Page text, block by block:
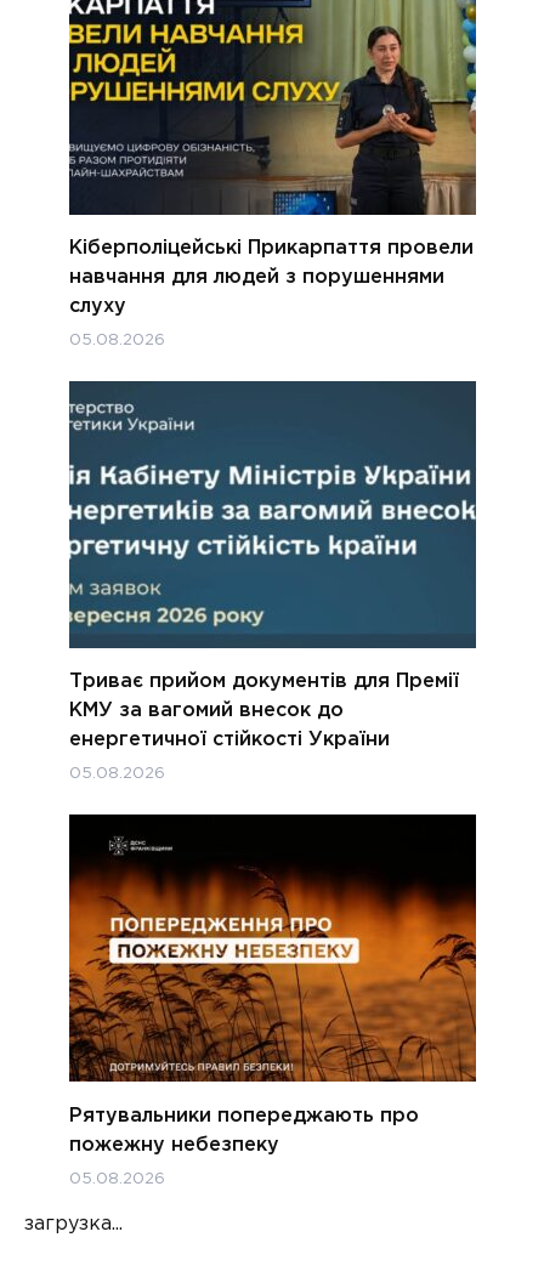
Кіберполіцейські Прикарпаття провели
навчання для людей з порушеннями
слуху
05.08.2026
Триває прийом документів для Премії
КМУ за вагомий внесок до
енергетичної стійкості України
05.08.2026
Рятувальники попереджають про
пожежну небезпеку
05.08.2026
загрузка...